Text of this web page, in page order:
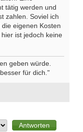
tätig werden und
zahlen. Soviel ich
eigenen Kosten
ist jedoch keine
geben würde.
für dich."